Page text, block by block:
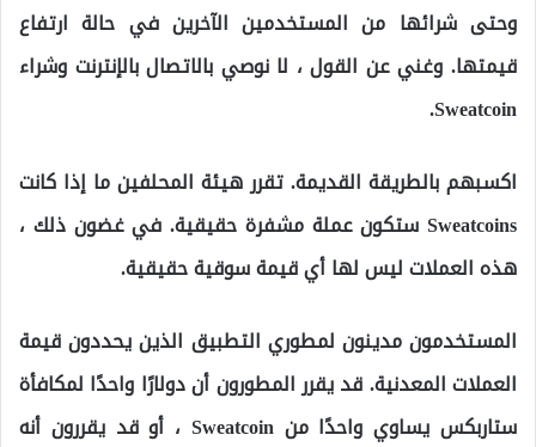
وحتى شرائها من المستخدمين الآخرين في حالة ارتفاع
قيمتها. وغني عن القول ، لا نوصي بالاتصال بالإنترنت وشراء
Sweatcoin.
اكسبهم بالطريقة القديمة. تقرر هيئة المحلفين ما إذا كانت
Sweatcoins ستكون عملة مشفرة حقيقية. في غضون ذلك ،
هذه العملات ليس لها أي قيمة سوقية حقيقية.
المستخدمون مدينون لمطوري التطبيق الذين يحددون قيمة
العملات المعدنية. قد يقرر المطورون أن دولارًا واحدًا لمكافأة
ستاربكس يساوي واحدًا من Sweatcoin ، أو قد يقررون أنه